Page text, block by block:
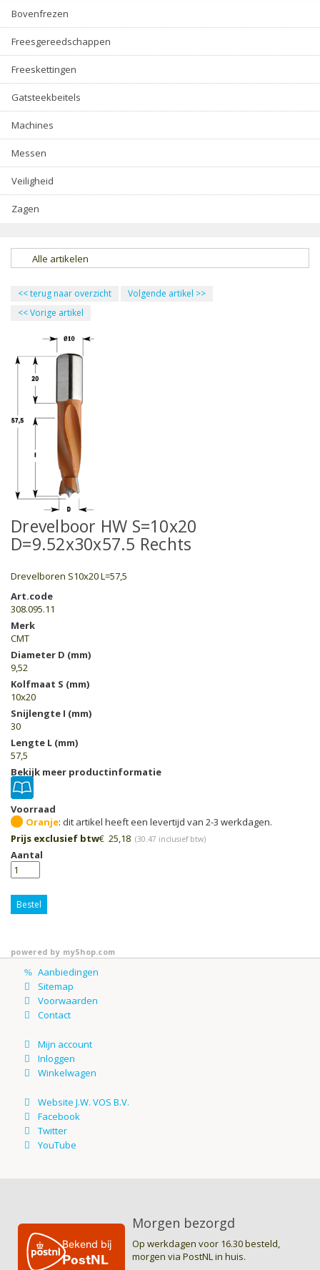
Bovenfrezen
Freesgereedschappen
Freeskettingen
Gatsteekbeitels
Machines
Messen
Veiligheid
Zagen
Alle artikelen
<<terug naar overzicht Volgende artikel >>
<<Vorige artikel
Drevelboor HW S=10x20
D=9.52x30x57.5 Rechts
Drevelboren S10x20 L=57,5
Art.code
308.095.11
Merk
CMT
Diameter D (mm)
9,52
Kolfmaat S (mm)
10x20
Snijlengte I (mm)
30
Lengte L (mm)
57,5
Bekijk meer productinformatie
Voorraad
Oranje
Prijs exclusief btw€ 25,18 (30.47 inclusief btw)
Aantal
Bestel
powered by myShop.com
Morgen bezorgd
Op werkdagen voor 16.30 besteld,
morgen via PostNL in huis.